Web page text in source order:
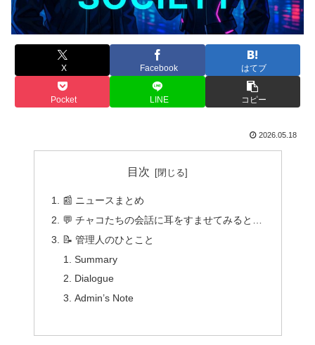
X Facebook はてブ
Pocket LINE コピー
2026.05.18
目次
📰 ニュースまとめ
💬 チャコたちの会話に耳をすませてみると…
📝 管理人のひとこと
Summary
Dialogue
Admin’s Note